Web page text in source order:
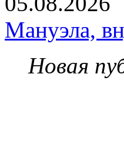
Мануэла,
Новая